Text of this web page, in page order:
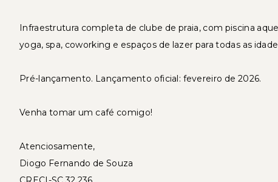
Infraestrutura completa de clube de praia, com piscina
yoga, spa, coworking e espaços de lazer para todas as
Pré-lançamento. Lançamento oficial: fevereiro de 2026.
Venha tomar um café comigo!
Atenciosamente,
Diogo Fernando de Souza